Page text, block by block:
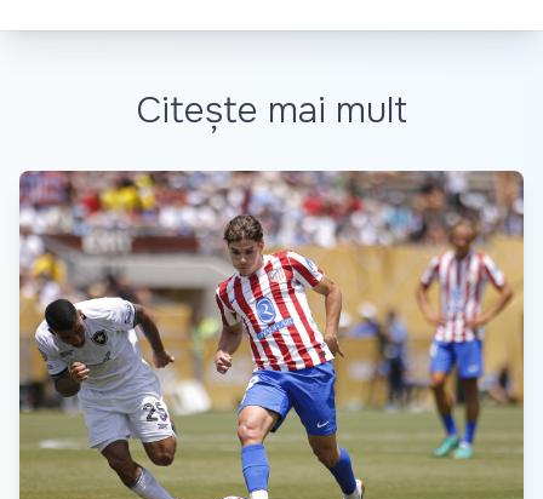
Citește mai mult